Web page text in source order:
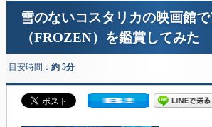
雪のないコスタリカの映画館
（FROZEN）を鑑賞してみた
目安時間： 約 5分